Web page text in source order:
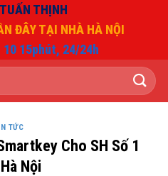
THỊNH
ĐÂY TẠI NHÀ HÀ NỘI
15phút, 24/24h
TỨC
Cho SH Số 1
Nội